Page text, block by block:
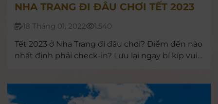
NHA TRANG ĐI ĐÂU CHƠI TẾT 2023
18 Tháng 01, 2022
1.540
Tết 2023 ở Nha Trang đi đâu chơi? Điểm đến nào
nhất định phải check-in? Lưu lại ngay bí kíp vui